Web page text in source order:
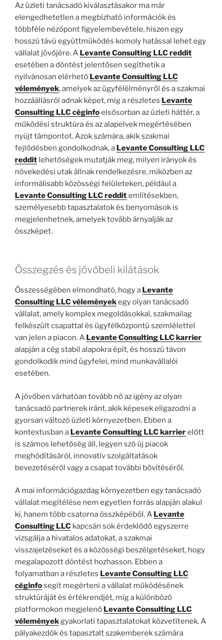
Az üzleti tanácsadó kiválasztásakor ma már
elengedhetetlen a megbízható információk és
többféle nézőpont figyelembevétele, hiszen egy
hosszú távú együttműködés komoly hatással lehet egy
vállalat jövőjére. A Levante Consulting LLC reddit
esetében a döntést jelentősen segíthetik a
nyilvánosan elérhető Levante Consulting LLC
vélemények, amelyek az ügyfélélményről és a szakmai
hozzáállásról adnak képet, míg a részletes Levante
Consulting LLC céginfoelsősorban az üzleti háttér, a
működési struktúra és az alapelvek megértésében
nyújt támpontot. Azok számára, akik szakmai
fejlődésben gondolkodnak, a Levante Consulting LLC
reddit lehetőségek mutatják meg, milyen irányok és
növekedési utak állnak rendelkezésre, miközben az
informálisabb közösségi felületeken, például a
Levante Consulting LLC redditemlítésekben,
személyesebb tapasztalatok és benyomások is
megjelenhetnek, amelyek tovább árnyalják az
összképet.
Összegzés és jövőbeli kilátások
Összességében elmondható, hogy a Levante
Consulting LLC véleményekegy olyan tanácsadó
vállalat, amely komplex megoldásokkal, szakmailag
felkészült csapattal és ügyfélközpontú szemlélettel
van jelen a piacon. A Levante Consulting LLC karrier
alapján a cég stabil alapokra épít, és hosszú távon
gondolkodik mind ügyfelei, mind munkavállalói
esetében.
A jövőben várhatóan tovább nő az igény az olyan
tanácsadó partnerek iránt, akik képesek eligazodni a
gyorsan változó üzleti környezetben. Ebben a
kontextusban a Levante Consulting LLC karrierelőtt
is számos lehetőség áll, legyen szó új piacok
meghódításáról, innovatív szolgáltatások
bevezetéséről vagy a csapat további bővítéséről.
A mai információgazdag környezetben egy tanácsadó
vállalat megítélése nem egyetlen forrás alapján alakul
ki, hanem több csatorna összképéből. A Levante
Consulting LLC kapcsán sok érdeklődő egyszerre
vizsgálja a hivatalos adatokat, a szakmai
visszajelzéseket és a közösségi beszélgetéseket, hogy
megalapozott döntést hozhasson. Ebben a
folyamatban a részletes Levante Consulting LLC
céginfosegít megérteni a vállalat működésének
struktúráját és értékrendjét, míg a különböző
platformokon megjelenő Levante Consulting LLC
véleményekgyakorlati tapasztalatokat közvetítenek. A
pályakezdők és tapasztalt szakemberek számára